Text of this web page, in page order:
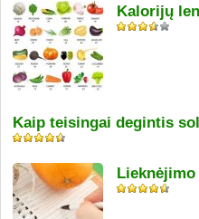
Kalorijų
Kaip teisingai degintis